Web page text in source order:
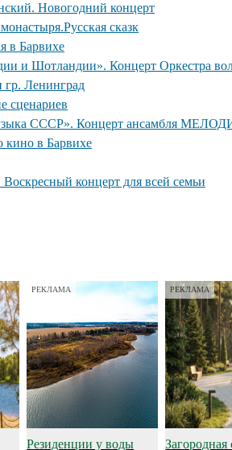
Новогодний концерт
сказк
в Барвихе
и Шотландии». Концерт Оркестра
Ленинград
сценариев
СССР». Концерт ансамбля
кино в Барвихе
Воскресный концерт для всей семьи
РЕКЛАМА
Резиденции у воды
РЕКЛАМА
Загородная